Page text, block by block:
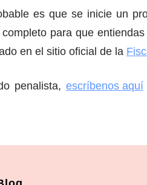
es que se inicie un
para que
en el sitio oficial de la
penalista, escríbenos aquí